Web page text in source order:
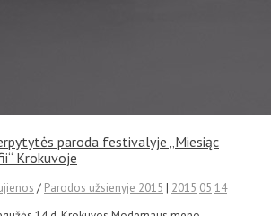
paroda festivalyje „Miesiąc
Krokuvoje
/ Parodos užsienyje 2015 | 2015 05 14